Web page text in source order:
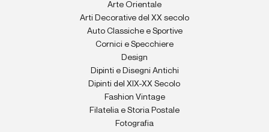
Arte Orientale
Arti Decorative del XX secolo
Auto Classiche e Sportive
Cornici e Specchiere
Design
Dipinti e Disegni Antichi
Dipinti del XIX-XX Secolo
Fashion Vintage
Filatelia e Storia Postale
Fotografia